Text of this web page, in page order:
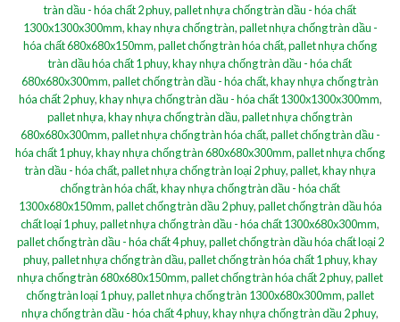
tràn dầu - hóa chất 2 phuy,pallet nhựa chống tràn dầu - hóa chất
1300x1300x300mm,khay nhựa chống tràn,pallet nhựa chống tràn dầu -
hóa chất 680x680x150mm,pallet chống tràn hóa chất,pallet nhựa chống
tràn dầu hóa chất 1 phuy,khay nhựa chống tràn dầu - hóa chất
680x680x300mm,pallet chống tràn dầu - hóa chất,khay nhựa chống tràn
hóa chất 2 phuy,khay nhựa chống tràn dầu - hóa chất 1300x1300x300mm,
pallet nhựa,khay nhựa chống tràn dầu,pallet nhựa chống tràn
680x680x300mm,pallet nhựa chống tràn hóa chất,pallet chống tràn dầu -
hóa chất 1 phuy,khay nhựa chống tràn 680x680x300mm,pallet nhựa chống
tràn dầu - hóa chất,pallet nhựa chống tràn loại 2 phuy,pallet,khay nhựa
chống tràn hóa chất,khay nhựa chống tràn dầu - hóa chất
1300x680x150mm,pallet chống tràn dầu 2 phuy,pallet chống tràn dầu hóa
chất loại 1 phuy,pallet nhựa chống tràn dầu - hóa chất 1300x680x300mm,
pallet chống tràn dầu - hóa chất 4 phuy,pallet chống tràn dầu hóa chất loại 2
phuy,pallet nhựa chống tràn dầu,pallet chống tràn hóa chất 1 phuy,khay
nhựa chống tràn 680x680x150mm,pallet chống tràn hóa chất 2 phuy,pallet
chống tràn loại 1 phuy,pallet nhựa chống tràn 1300x680x300mm,pallet
nhựa chống tràn dầu - hóa chất 4 phuy,khay nhựa chống tràn dầu 2 phuy,